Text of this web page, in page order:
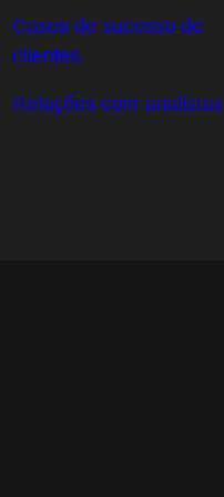
Casos de sucesso de
clientes
Relações com analistas